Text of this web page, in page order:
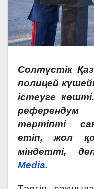
Солтүстік
полицей
істеуге
тәртіпті
етіп, жол
міндетті,
Media.